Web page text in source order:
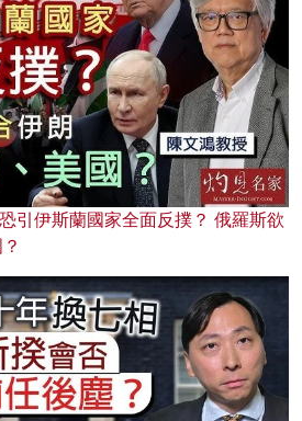
引伊斯蘭國家全面反撲？ 俄羅斯欲